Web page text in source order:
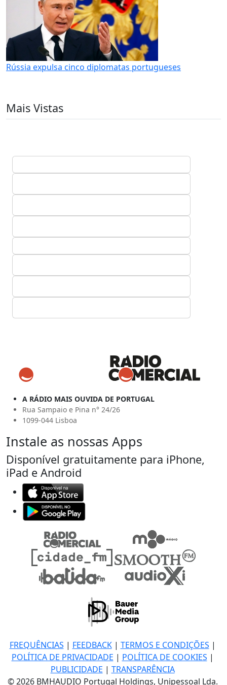
Rússia expulsa cinco diplomatas portugueses
Mais Vistas
A RÁDIO MAIS OUVIDA DE PORTUGAL
Rua Sampaio e Pina n° 24/26
1099-044 Lisboa
Instale as nossas Apps
Disponível gratuitamente para iPhone,
iPad e Android
FREQUÊNCIAS | FEEDBACK| TERMOS E CONDIÇÕES |
POLÍTICA DE PRIVACIDADE | POLÍTICA DE COOKIES |
PUBLICIDADE | TRANSPARÊNCIA
© 2026 BMHAUDIO Portugal Holdings, Unipessoal Lda.